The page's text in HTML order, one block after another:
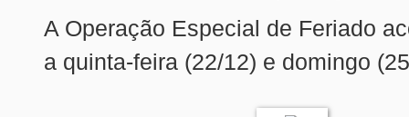
A Operação Especial de Feriado
a quinta-feira (22/12) e domingo